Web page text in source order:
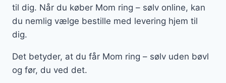
til dig. Når du køber Mom ring – sølv online, kan
du nemlig vælge bestille med levering hjem til
dig.
Det betyder, at du får Mom ring – sølv uden bøvl
og før, du ved det.